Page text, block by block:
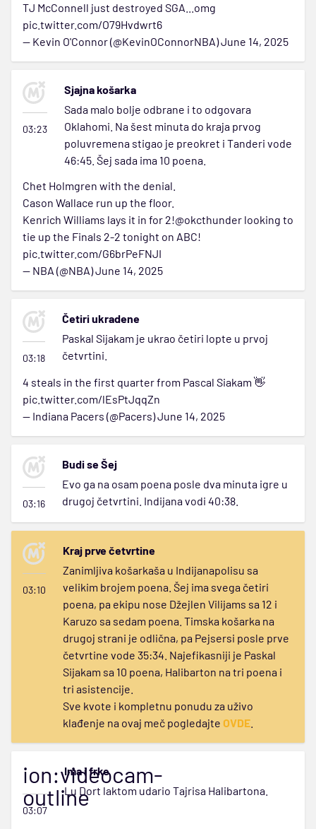
TJ McConnell just destroyed SGA...omg
pic.twitter.com/O79Hvdwrt6
— Kevin O'Connor (@KevinOConnorNBA)June 14, 2025
03:23
Sjajna košarka
Sada malo bolje odbrane i to odgovara
Oklahomi. Na šest minuta do kraja prvog
poluvremena stigao je preokret i Tanderi vode
46:45. Šej sada ima 10 poena.
Chet Holmgren with the denial.
Cason Wallace run up the floor.
Kenrich Williams lays it in for 2!@okcthunder looking to
tie up the Finals 2-2 tonight on ABC!
pic.twitter.com/G6brPeFNJI
— NBA (@NBA)June 14, 2025
03:18
Četiri ukradene
Paskal Sijakam je ukrao četiri lopte u prvoj
četvrtini.
4 steals in the first quarter from Pascal Siakam 👋
pic.twitter.com/lEsPtJqqZn
— Indiana Pacers (@Pacers)June 14, 2025
03:16
Budi se Šej
Evo ga na osam poena posle dva minuta igre u
drugoj četvrtini. Indijana vodi 40:38.
03:10
Kraj prve četvrtine
Zanimljiva košarkaša u Indijanapolisu sa
velikim brojem poena. Šej ima svega četiri
poena, pa ekipu nose Džejlen Vilijams sa 12 i
Karuzo sa sedam poena. Timska košarka na
drugoj strani je odlična, pa Pejsersi posle prve
četvrtine vode 35:34. Najefikasniji je Paskal
Sijakam sa 10 poena, Halibarton na tri poena i
tri asistencije.
Sve kvote i kompletnu ponudu za uživo
klađenje na ovaj meč pogledajte OVDE
ion:videocam-
outline
03:07
Ima i frke
Lu Dort laktom udario Tajrisa Halibartona.